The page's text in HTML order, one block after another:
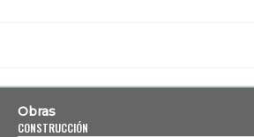
Obras
CONSTRUCCIÓN